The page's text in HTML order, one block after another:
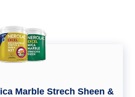
Marble Strech Sheen &